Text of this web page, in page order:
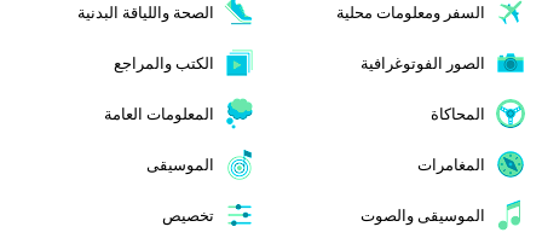
السفر ومعلومات محلية الصحة واللياقة البدنية
الصور الفوتوغرافية الكتب والمراجع
المحاكاة المعلومات العامة
المغامرات الموسيقى
الموسيقى والصوت تخصيص